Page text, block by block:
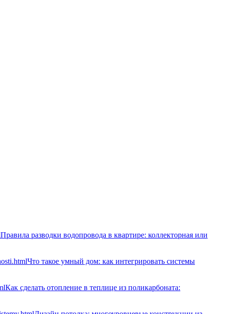
Правила разводки водопровода в квартире: коллекторная или
Что такое умный дом: как интегрировать системы
Как сделать отопление в теплице из поликарбоната: